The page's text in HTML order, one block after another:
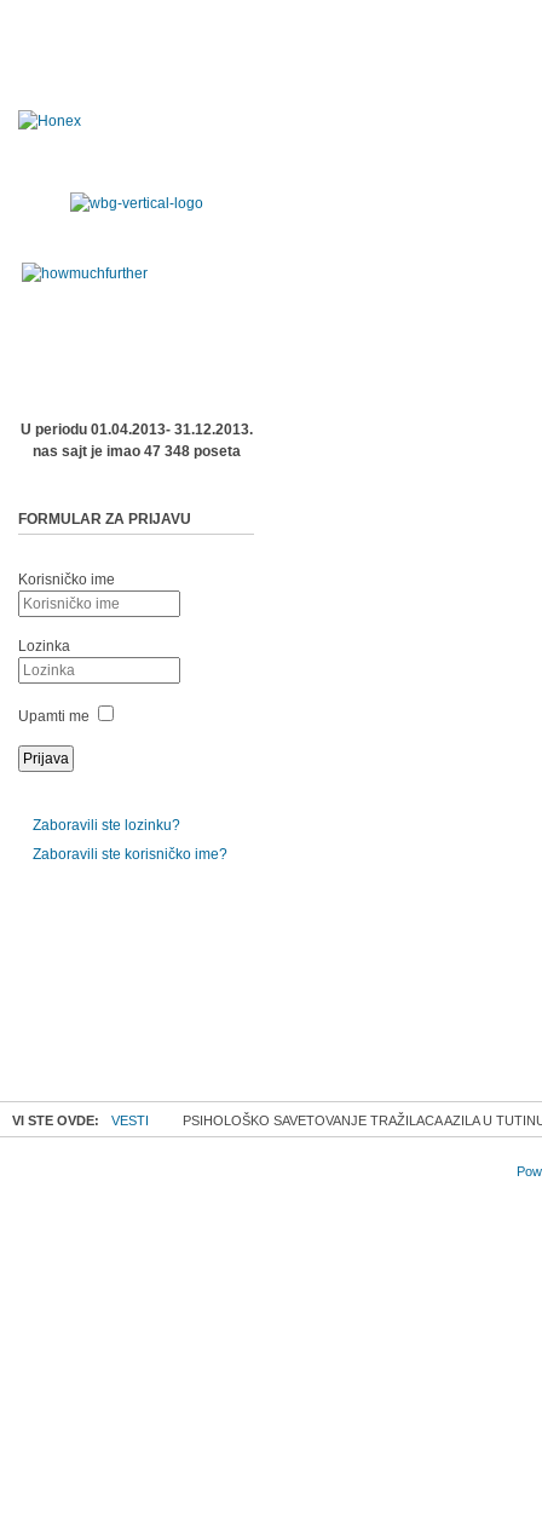
U periodu 01.04.2013- 31.12.2013.
nas sajt je imao 47 348 poseta
FORMULAR ZA PRIJAVU
Korisničko ime
Lozinka
Upamti me
Zaboravili ste lozinku?
Zaboravili ste korisničko ime?
VI STE OVDE: VESTI PSIHOLOŠKO SAVETOVANJE TRAŽILACA AZILA U